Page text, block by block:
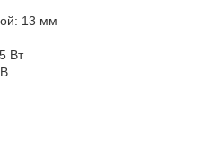
13 мм
Вт